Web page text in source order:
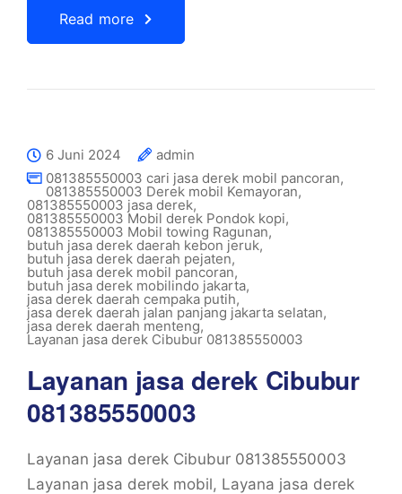
Read more
6 Juni 2024
admin
081385550003 cari jasa derek mobil pancoran,
081385550003 Derek mobil Kemayoran,
081385550003 jasa derek,
081385550003 Mobil derek Pondok kopi,
081385550003 Mobil towing Ragunan,
butuh jasa derek daerah kebon jeruk,
butuh jasa derek daerah pejaten,
butuh jasa derek mobil pancoran,
butuh jasa derek mobilindo jakarta,
jasa derek daerah cempaka putih,
jasa derek daerah jalan panjang jakarta selatan,
jasa derek daerah menteng,
Layanan jasa derek Cibubur 081385550003
Layanan jasa derek Cibubur
081385550003
Layanan jasa derek Cibubur 081385550003
Layanan jasa derek mobil, Layana jasa derek